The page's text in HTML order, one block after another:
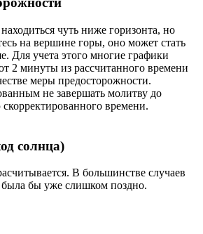
чуть ниже горизонта, но
на вершине горы, оно может стать
Для учета этого многие графики
2 минуты из рассчитанного времени
меры предосторожности.
не завершать молитву до
скорректированного времени.
солнца)
В большинстве случаев
бы уже слишком поздно.